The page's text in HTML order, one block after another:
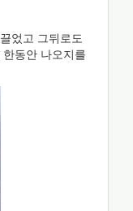
었고 그뒤로도
동안 나오지를